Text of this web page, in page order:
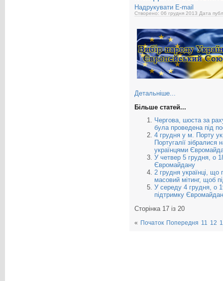
Надрукувати E-mail
Створено: 06 грудня 2013 Дата
Детальніше...
Більше статей...
Чергова, шоста за
була проведена під
4 грудня у м. Порту
Португалії зібралися
українцями
У четвер 5 грудня, о
Євромайдану
2 грудня українці, що
масовий мітинг, щоб
У середу 4 грудня, о
підтримку
Сторінка 17 із 20
« Початок Попередня 11 12